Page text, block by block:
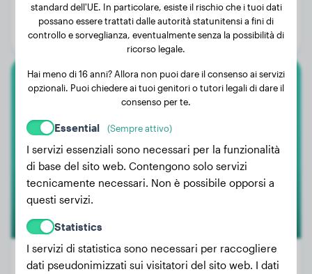
Età:
2 anni, 7 mesi
Genere:
Cane
American Bully
Spike
standard dell'UE. In particolare, esiste il rischio che i tuoi dati
possano essere trattati dalle autorità statunitensi a fini di
controllo e sorveglianza, eventualmente senza la possibilità di
ricorso legale.
Hai meno di 16 anni? Allora non puoi dare il consenso ai servizi
opzionali. Puoi chiedere ai tuoi genitori o tutori legali di dare il
consenso per te.
Essential (Sempre attivo)
I servizi essenziali sono necessari per la funzionalità
di base del sito web. Contengono solo servizi
tecnicamente necessari. Non è possibile opporsi a
questi servizi.
Statistics
I servizi di statistica sono necessari per raccogliere
dati pseudonimizzati sui visitatori del sito web. I dati